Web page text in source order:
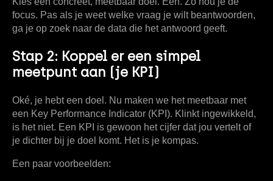
focus. Pas als je weet welke vraag je wilt beantwoorden,
ga je op zoek naar de data die het antwoord geeft.
Stap 2: Koppel er een simpel
meetpunt aan (je KPI)
Oké, je hebt een doel. Nu maken we het meetbaar met
een Key Performance Indicator (KPI). Klinkt ingewikkeld,
is het niet. Een KPI is gewoon het cijfer dat jou vertelt of
je dichter bij je doel komt. Het is je kompas.
Een paar voorbeelden: